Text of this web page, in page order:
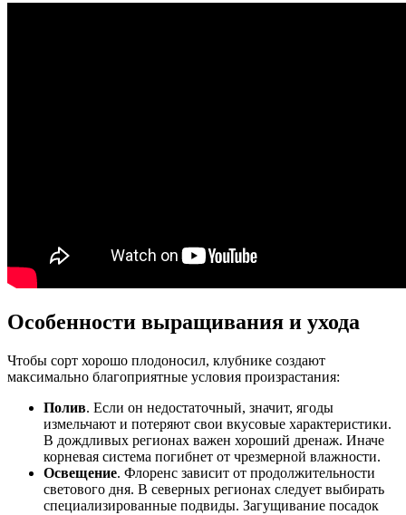
Особенности выращивания и ухода
Чтобы сорт хорошо плодоносил, клубнике создают
максимально благоприятные условия произрастания:
Полив. Если он недостаточный, значит, ягоды
измельчают и потеряют свои вкусовые характеристики.
В дождливых регионах важен хороший дренаж. Иначе
корневая система погибнет от чрезмерной влажности.
Освещение. Флоренс зависит от продолжительности
светового дня. В северных регионах следует выбирать
специализированные подвиды. Загущивание посадок